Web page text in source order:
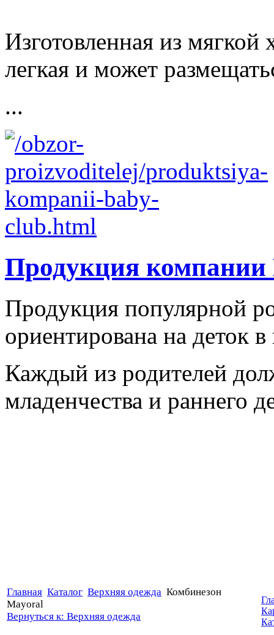
Изготовленная из мягкой
легкая и может
...
Продукция компании
Продукция популярной
ориентирована на деток в
Каждый из родителей
младенчества и раннего
Главная Каталог Верхняя одежда Комбинезон
Mayoral
Вернуться к: Верхняя одежда